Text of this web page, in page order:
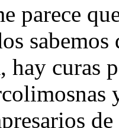
parece
curas